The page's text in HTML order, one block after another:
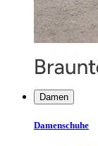
Damen
Damenschuhe